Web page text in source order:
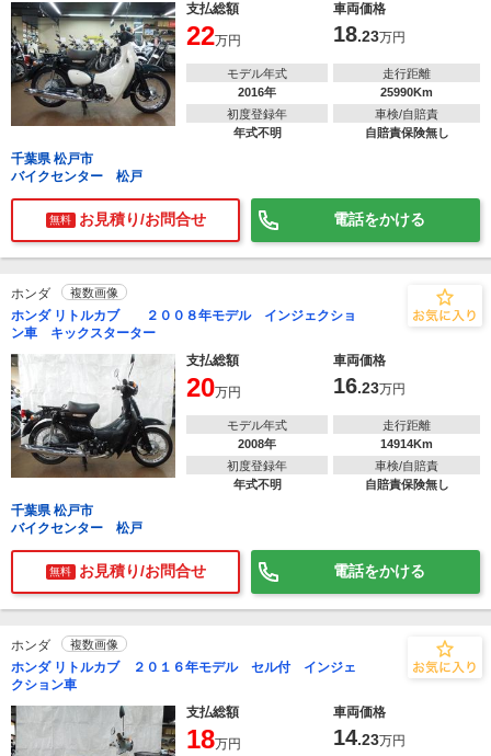
支払総額
車両価格
22万円 18.23万円
モデル年式
2016年
走行距離
25990Km
初度登録年
年式不明
車検/自賠責
自賠責保険無し
千葉県 松戸市
バイクセンター 松戸
無料 お見積り/お問合せ 電話をかける
ホンダ 複数画像
ホンダ リトルカブ ２００８年モデル インジェクショ
ン車 キックスターター
支払総額
車両価格
20万円 16.23万円
モデル年式
2008年
走行距離
14914Km
初度登録年
年式不明
車検/自賠責
自賠責保険無し
千葉県 松戸市
バイクセンター 松戸
無料 お見積り/お問合せ 電話をかける
ホンダ 複数画像
ホンダ リトルカブ ２０１６年モデル セル付 インジェ
クション車
支払総額
車両価格
18万円 14.23万円